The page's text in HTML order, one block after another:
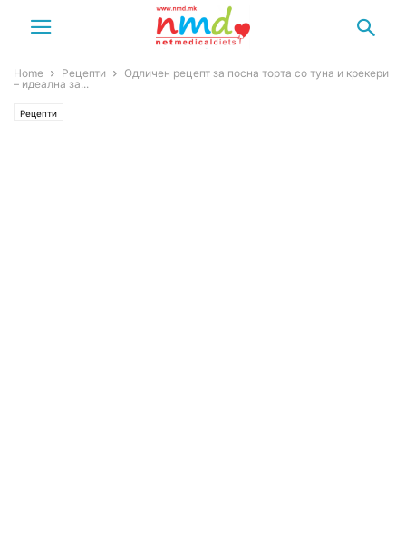
Home Рецепти
Одличен рецепт за посна торта со туна и крекери
– идеална за...
Рецепти